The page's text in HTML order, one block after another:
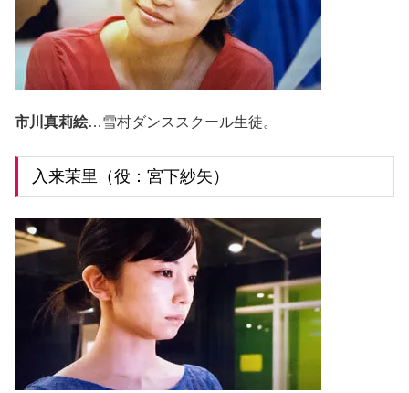
市川真莉絵…雪村ダンススクール生徒。
入来茉里（役：宮下紗矢）